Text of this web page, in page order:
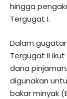
hingga
Tergugat I.
Dalam
Tergugat II
dana
digunakan
bakar minyak